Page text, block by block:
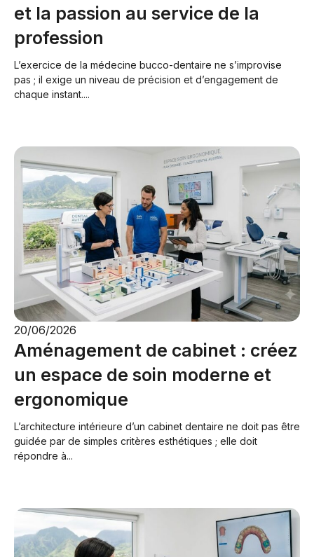
et la passion au service de la
profession
L’exercice de la médecine bucco-dentaire ne s’improvise
pas ; il exige un niveau de précision et d’engagement de
chaque instant....
20/06/2026
Aménagement de cabinet : créez
un espace de soin moderne et
ergonomique
L’architecture intérieure d’un cabinet dentaire ne doit pas être
guidée par de simples critères esthétiques ; elle doit
répondre à...